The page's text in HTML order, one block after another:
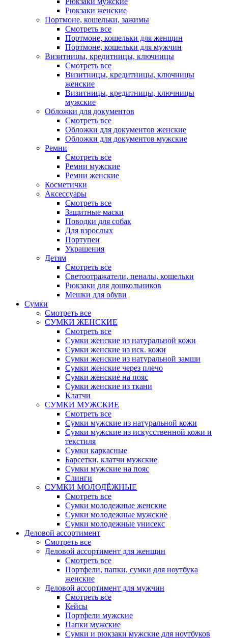
Рюкзаки женские
Портмоне, кошельки, зажимы
Смотреть все
Портмоне, кошельки для женщин
Портмоне, кошельки для мужчин
Визитницы, кредитницы, ключницы
Смотреть все
Визитницы, кредитницы, ключницы
женские
Визитницы, кредитницы, ключницы
мужские
Обложки для документов
Смотреть все
Обложки для документов женские
Обложки для документов мужские
Ремни
Смотреть все
Ремни мужские
Ремни женские
Косметички
Аксессуары
Смотреть все
Защитные маски
Поводки для собак
Для взрослых
Портупеи
Украшения
Детям
Смотреть все
Светоотражатели, пеналы, кошельки
Рюкзаки для дошкольников
Мешки для обуви
Сумки
Смотреть все
СУМКИ ЖЕНСКИЕ
Смотреть все
Сумки женские из натуральной кожи
Сумки женские из иск. кожи
Сумки женские из натуральной замши
Сумки женские через плечо
Сумки женские на пояс
Сумки женские из ткани
Клатчи
СУМКИ МУЖСКИЕ
Смотреть все
Сумки мужские из натуральной кожи
Сумки мужские из искусственной кожи и
текстиля
Сумки каркасные
Барсетки, клатчи мужские
Сумки мужские на пояс
Слинги
СУМКИ МОЛОДЁЖНЫЕ
Смотреть все
Сумки молодежные женские
Сумки молодежные мужские
Сумки молодежные унисекс
Деловой ассортимент
Смотреть все
Деловой ассортимент для женщин
Смотреть все
Портфели, папки, сумки для ноутбука
женские
Деловой ассортимент для мужчин
Смотреть все
Кейсы
Портфели мужские
Папки мужские
Сумки и рюкзаки мужские для ноутбуков